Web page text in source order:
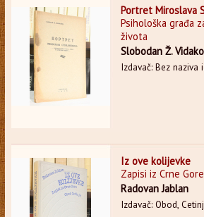
Portret Miroslava
Psihološka građa
života
Slobodan Ž.
Izdavač: Bez naziva
Iz ove kolijevke
Zapisi iz Crne Gore
Radovan Jablan
Izdavač: Obod,